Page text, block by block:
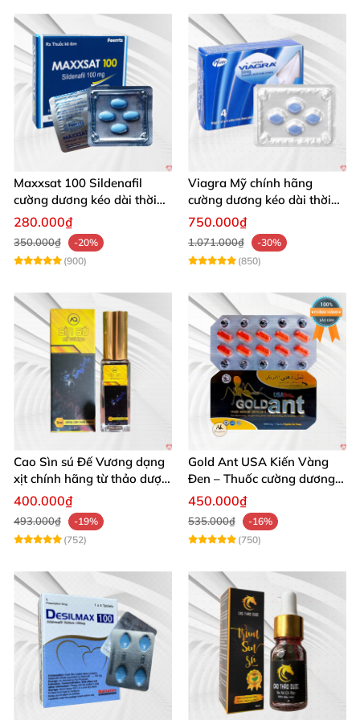
Maxxsat 100 Sildenafil
cường dương kéo dài thời
gian cho nam
280.000₫
350.000₫
-20%
(900)
Viagra Mỹ chính hãng
cường dương kéo dài thời
gian nhập khẩu
750.000₫
1.071.000₫
-30%
(850)
Cao Sìn sú Đế Vương dạng
xịt chính hãng từ thảo dược
Ê Đê Việt Nam
400.000₫
493.000₫
-19%
(752)
Gold Ant USA Kiến Vàng
Đen – Thuốc cường dương
tăng sinh lý nam mạnh
450.000₫
535.000₫
-16%
(750)